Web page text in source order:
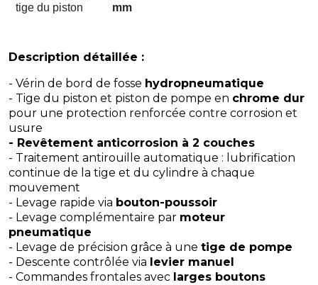
tige du piston
mm
Description détaillée :
- Vérin de bord de fosse hydropneumatique
- Tige du piston et piston de pompe en chrome dur
pour une protection renforcée contre corrosion et
usure
- Revêtement anticorrosion à 2 couches
- Traitement antirouille automatique : lubrification
continue de la tige et du cylindre à chaque
mouvement
- Levage rapide via bouton-poussoir
- Levage complémentaire par moteur
pneumatique
- Levage de précision grâce à une tige de pompe
- Descente contrôlée via levier manuel
- Commandes frontales avec larges boutons